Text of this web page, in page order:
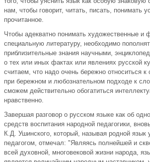
нам, чтобы говорит, читать, писать, понимать
прочитанное.
Чтобы адекватно понимать художественные и
специальную литературу, необходимо
приблизительные знания научными,
о тех или иных фактах или явлениях русской
считаем, что надо очень бережно относиться к
при бережном и любознательном подходе к
сможем действительно обогатиться
нравственно.
Завершая разговор о русском языке как об
средств воспитания народной педагогики,
К.Д. Ушинского, который, называя родной язык
педагогом, отмечал: "Являясь полнейшей и
всей духовной, многовековой жизни народа,